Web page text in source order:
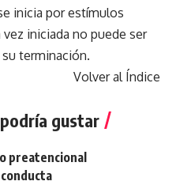
inicia por estímulos
iniciada no puede ser
terminación.
Volver al Índice
gustar
preatencional